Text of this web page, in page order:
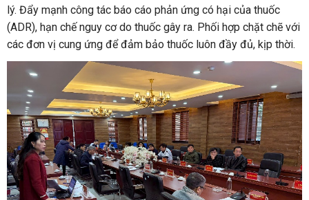
lý. Đẩy mạnh công tác báo cáo phản ứng có hại của thuốc
(ADR), hạn chế nguy cơ do thuốc gây ra. Phối hợp chặt chẽ với
các đơn vị cung ứng để đảm bảo thuốc luôn đầy đủ, kịp thời.